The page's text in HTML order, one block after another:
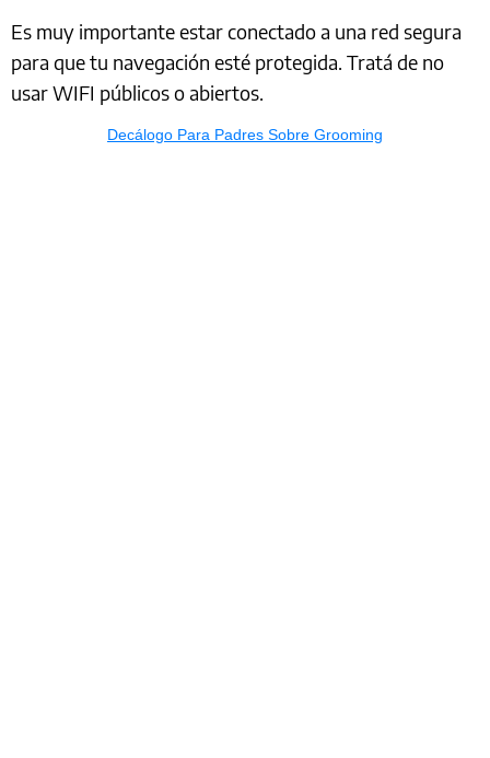
Es muy importante estar conectado a una red segura
para que tu navegación esté protegida. Tratá de no
usar WIFI públicos o abiertos.
Decálogo Para Padres Sobre Grooming